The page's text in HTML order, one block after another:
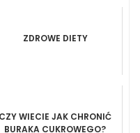
ZDROWE DIETY
CZY WIECIE JAK CHRONIĆ
BURAKA CUKROWEGO?